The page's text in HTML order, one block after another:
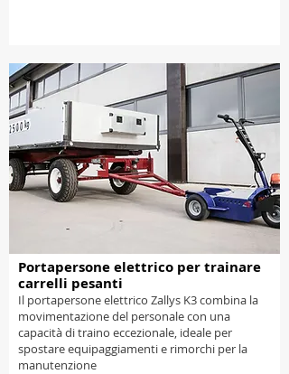
Portapersone elettrico per trainare
carrelli pesanti
Il portapersone elettrico Zallys K3 combina la
movimentazione del personale con una
capacità di traino eccezionale, ideale per
spostare equipaggiamenti e rimorchi per la
manutenzione